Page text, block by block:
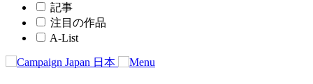
記事
注目の作品
A-List